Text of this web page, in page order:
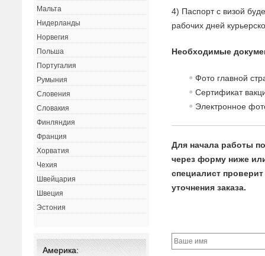
4) Паспорт с визой
рабочих дней
Необходимые
Фото главной
Сертификат
Электронное
Для начала работы
через форму ниже
специалист
уточнения заказа.
Мальта
Нидерланды
Норвегия
Польша
Португалия
Румыния
Словения
Словакия
Финляндия
Франция
Хорватия
Чехия
Швейцария
Швеция
Эстония
Америка: